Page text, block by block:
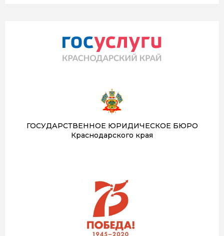
ГОСУДАРСТВЕННОЕ ЮРИДИЧЕСКОЕ БЮРО
Краснодарского края